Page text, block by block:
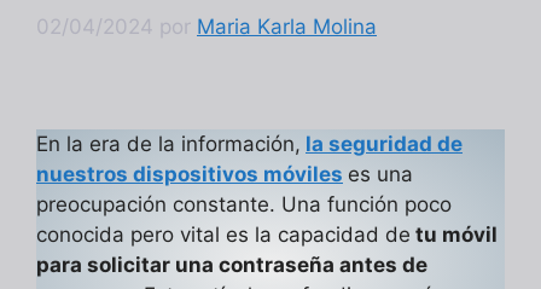
02/04/2024 por Maria Karla Molina
En la era de la información, la seguridad de
nuestros dispositivos móviles es una
preocupación constante. Una función poco
conocida pero vital es la capacidad de tu móvil
para solicitar una contraseña antes de